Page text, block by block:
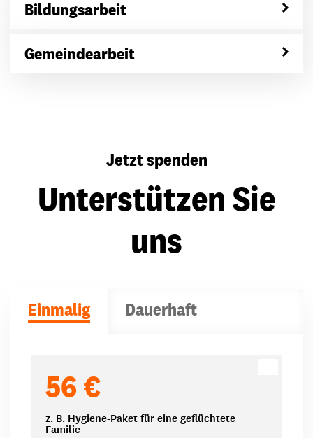
Bildungsarbeit
Gemeindearbeit
Jetzt spenden
Unterstützen Sie
uns
Einmalig Dauerhaft
56 €
z. B. Hygiene-Paket für eine geflüchtete
Familie